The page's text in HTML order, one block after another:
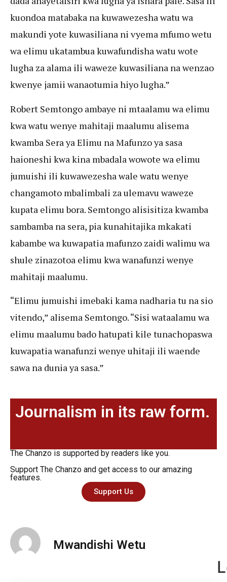
kuondoa matabaka na kuwawezesha watu wa
makundi yote kuwasiliana ni vyema mfumo wetu
wa elimu ukatambua kuwafundisha watu wote
lugha za alama ili waweze kuwasiliana na wenzao
kwenye jamii wanaotumia hiyo lugha.”
Robert Semtongo ambaye ni mtaalamu wa elimu
kwa watu wenye mahitaji maalumu alisema
kwamba Sera ya Elimu na Mafunzo ya sasa
haioneshi kwa kina mbadala wowote wa elimu
jumuishi ili kuwawezesha wale watu wenye
changamoto mbalimbali za ulemavu waweze
kupata elimu bora. Semtongo alisisitiza kwamba
sambamba na sera, pia kunahitajika mkakati
kabambe wa kuwapatia mafunzo zaidi walimu wa
shule zinazotoa elimu kwa wanafunzi wenye
mahitaji maalumu.
“Elimu jumuishi imebaki kama nadharia tu na sio
vitendo,” alisema Semtongo. “Sisi wataalamu wa
elimu maalumu bado hatupati kile tunachopaswa
kuwapatia wanafunzi wenye uhitaji ili waende
sawa na dunia ya sasa.”
Journalism in its raw form.
The Chanzo is supported by readers like you.
Support The Chanzo and get access to our amazing
features.
Support Us
Mwandishi Wetu